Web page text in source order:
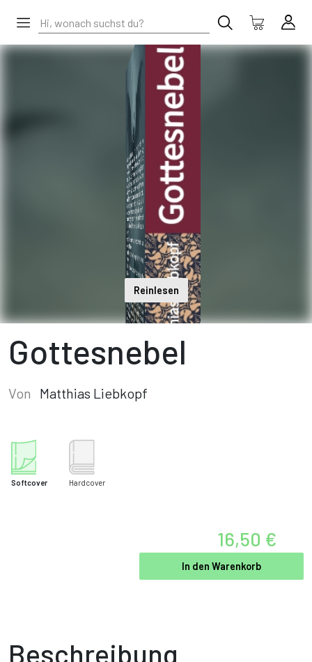
Reinlesen
Gottesnebel
Von Matthias Liebkopf
Softcover Hardcover
16,50 €
In den Warenkorb
Beschreibung